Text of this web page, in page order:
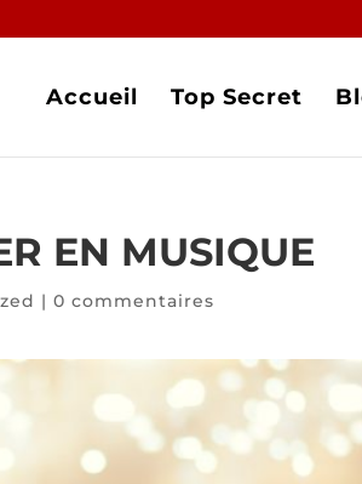
Accueil Top Secret
EN MUSIQUE
|0 commentaires